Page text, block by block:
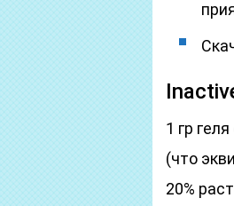
1 гр
(что
20%